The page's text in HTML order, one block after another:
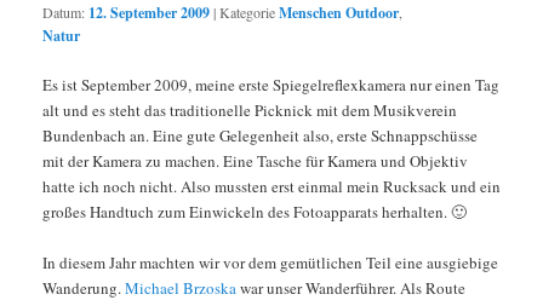
Datum: 12. September 2009|KategorieMenschen Outdoor,
Natur
Es ist September 2009, meine erste Spiegelreflexkamera nur einen Tag
alt und es steht das traditionelle Picknick mit dem Musikverein
Bundenbach an. Eine gute Gelegenheit also, erste Schnappschüsse
mit der Kamera zu machen. Eine Tasche für Kamera und Objektiv
hatte ich noch nicht. Also mussten erst einmal mein Rucksack und ein
großes Handtuch zum Einwickeln des Fotoapparats herhalten. 🙂
In diesem Jahr machten wir vor dem gemütlichen Teil eine ausgiebige
Wanderung.Michael Brzoskawar unser Wanderführer. Als Route